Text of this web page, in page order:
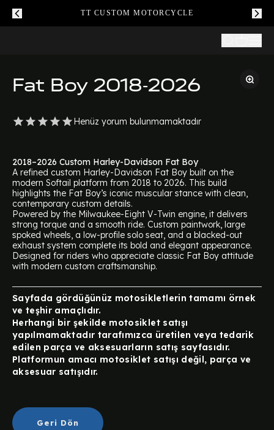
TT CUSTOM MOTORCYCLE
Fat Boy 2018-2026
Henüz yorum bulunmamaktadır
2018–2026 Custom Harley-Davidson Fat Boy
A refined custom Harley-Davidson Fat Boy built on the
modern Softail platform from 2018 to 2026. This build
highlights the Fat Boy’s iconic muscular stance with clean,
contemporary custom details.
Powered by the Milwaukee-Eight V-Twin engine, it delivers
strong torque and a smooth ride. Custom paintwork, large
spoked wheels, a low-profile solo seat, and a blacked-out
exhaust system complete its bold and elegant appearance.
Designed for riders who appreciate classic Fat Boy attitude
with modern custom craftsmanship.
Sayfada gördüğünüz motosikletlerin tamamı örnek
ve teşhir amaçlıdır.
Herhangi bir şekilde motosiklet satışı
yapılmamaktadır tarafımızca üretilen veya tedarik
edilen parça ve aksesuarların satış sayfasıdır.
Platformun amacı motosiklet satışı değil, parça ve
aksesuar satışıdır.
Geri Dön